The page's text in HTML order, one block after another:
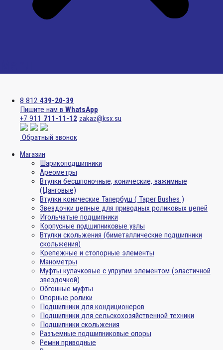
8 812 439-20-39
Пишите нам в WhatsApp
+7 911 711-11-12 zakaz@ksx.su
Обратный звонок
Магазин
Шарикоподшипники
Ареометры
Втулки бесшпоночные, конические, зажимные
(Цанговые)
Втулки конические Тапербуш ( Taper Bushes )
Звездочки цепные для приводных роликовых цепей
Игольчатые подшипники
Корпусные подшипниковые узлы
Втулки скольжения (биметаллические подшипники
скольжения)
Крепежные и стопорные элементы
Манометры
Муфты кулачковые с упругим элементом (эластичной
звездочкой)
Обгонные муфты
Опорные ролики
Подшипники для кондиционеров
Подшипники для сельскохозяйственной техники
Подшипники скольжения
Разъемные подшипниковые опоры
Ремни приводные